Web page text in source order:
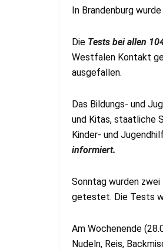
In Brandenburg
Die Tests bei allen
Westfalen Kontakt
ausgefallen.
Das Bildungs- und
und Kitas, staatliche
Kinder- und
informiert.
Sonntag wurden
getestet. Die Tests
Am Wochenende
Nudeln, Reis,